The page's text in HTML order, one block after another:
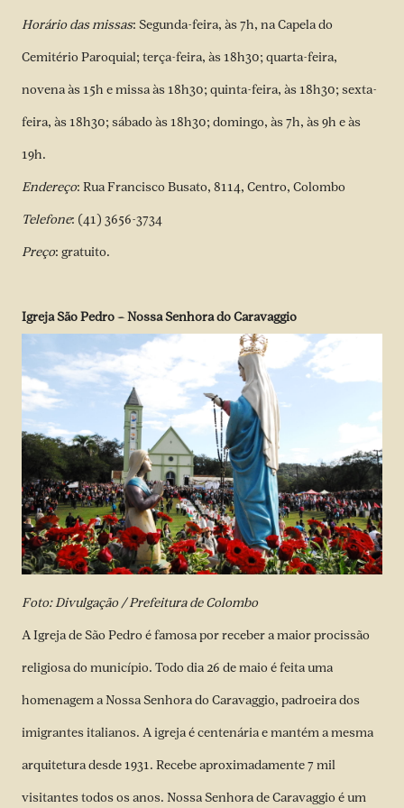
Horário das missas: Segunda-feira, às 7h, na Capela do
Cemitério Paroquial; terça-feira, às 18h30; quarta-feira,
novena às 15h e missa às 18h30; quinta-feira, às 18h30; sexta-
feira, às 18h30; sábado às 18h30; domingo, às 7h, às 9h e às
19h.
Endereço: Rua Francisco Busato, 8114, Centro, Colombo
Telefone: (41) 3656-3734
Preço: gratuito.
Igreja São Pedro – Nossa Senhora do Caravaggio
Foto: Divulgação / Prefeitura de Colombo
A Igreja de São Pedro é famosa por receber a maior procissão
religiosa do município. Todo dia 26 de maio é feita uma
homenagem a Nossa Senhora do Caravaggio, padroeira dos
imigrantes italianos. A igreja é centenária e mantém a mesma
arquitetura desde 1931. Recebe aproximadamente 7 mil
visitantes todos os anos. Nossa Senhora de Caravaggio é um